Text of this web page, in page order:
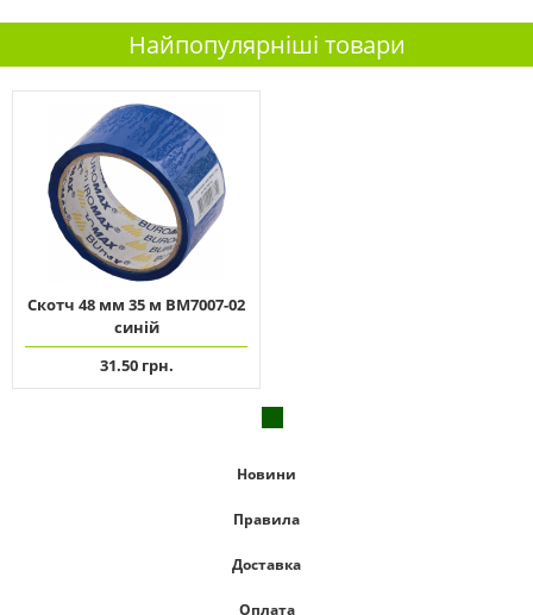
Найпопулярніші товари
Скотч 48 мм 35 м ВМ7007-02
синій
31.50 грн.
Новини
Правила
Доставка
Оплата